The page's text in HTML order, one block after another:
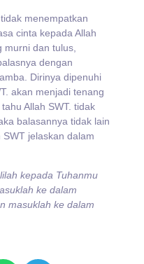
menempatkan
cinta kepada Allah
murni dan tulus,
dengan
Dirinya dipenuhi
akan menjadi tenang
Allah SWT. tidak
balasannya tidak lain
jelaskan dalam
kepada Tuhanmu
ke dalam
masuklah ke dalam